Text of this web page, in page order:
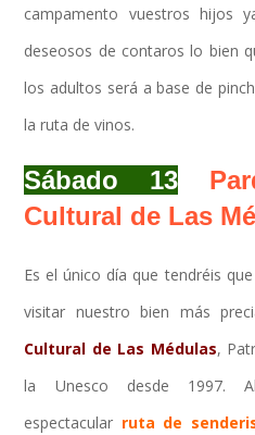
campamento vuestros hijos
deseosos de contaros lo bien
los adultos será a base de
la ruta de vinos.
Sábado 13
Cultural de Las
Es el único día que tendréis
visitar nuestro bien más
Cultural de Las Médulas,
la Unesco desde 1997.
espectacular ruta de